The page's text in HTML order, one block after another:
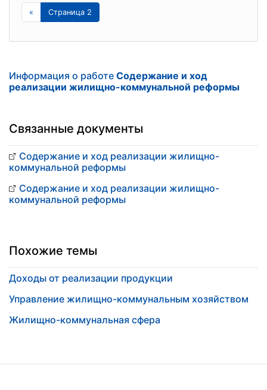
« Страница 2
Информация о работе Содержание и ход
реализации жилищно-коммунальной реформы
Связанные документы
Содержание и ход реализации жилищно-
коммунальной реформы
Содержание и ход реализации жилищно-
коммунальной реформы
Похожие темы
Доходы от реализации продукции
Управление жилищно-коммунальным хозяйством
Жилищно-коммунальная сфера